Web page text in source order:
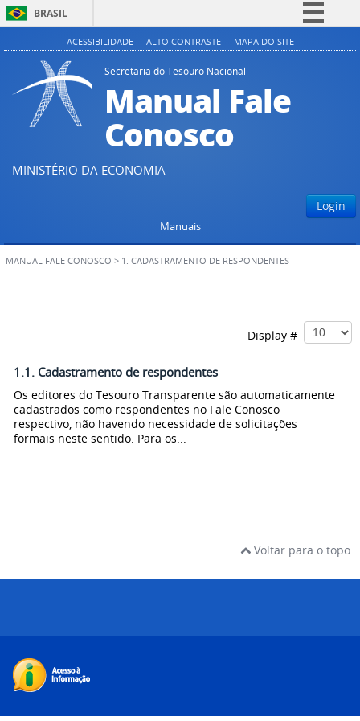
BRASIL
Simplifique!
Comunica BR
Participe
Acesso à informação
Legislação
ACESSIBILIDADE ALTO CONTRASTE MAPA DO SITE
Secretaria do Tesouro Nacional
Manual Fale
Conosco
MINISTÉRIO DA ECONOMIA
Login
Manuais
MANUAL FALE CONOSCO > 1. CADASTRAMENTO DE RESPONDENTES
Display #
1.1. Cadastramento de respondentes
Os editores do Tesouro Transparente são automaticamente
cadastrados como respondentes no Fale Conosco
respectivo, não havendo necessidade de solicitações
formais neste sentido. Para os...
Voltar para o topo